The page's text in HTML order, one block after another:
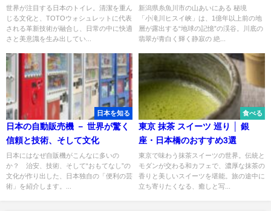
世界が注目する日本のトイレ。清潔を重ん
じる文化と、TOTOウォシュレットに代表
される革新技術が融合し、日常の中に快適
さと美意識を生み出してい...
新潟県糸魚川市の山あいにある 秘境
「小滝川ヒスイ峡」は、1億年以上前の地
層が露出する“地球の記憶”の渓谷。川底の
翡翠が青白く輝く静寂の 絶...
日本を知る
日本の自動販売機 － 世界が驚く
信頼と技術、そして文化
日本にはなぜ自販機がこんなに多いの
か？ 治安、技術、そして“おもてなし”の
文化が作り出した、日本独自の「便利の芸
術」を紹介します。...
食べる
東京 抹茶 スイーツ 巡り │ 銀
座・日本橋のおすすめ3選
東京で味わう抹茶スイーツの世界。伝統と
モダンが交わる和カフェで、濃厚な抹茶の
香りと美しいスイーツを堪能。旅の途中に
立ち寄りたくなる、癒しと写...